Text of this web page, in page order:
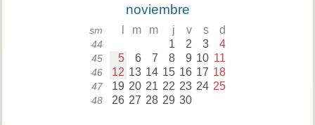
noviembre
sm m m j v s d
44 1 2 3 4
45 5 6 7 8 9 10 11
46 12 13 14 15 16 17 18
47 19 20 21 22 23 24 25
48 26 27 28 29 30